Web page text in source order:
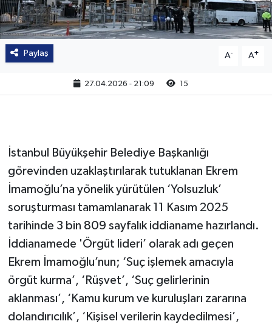
Paylaş A- A+
27.04.2026 - 21:09 15
İstanbul Büyükşehir Belediye Başkanlığı
görevinden uzaklaştırılarak tutuklanan Ekrem
İmamoğlu’na yönelik yürütülen ‘Yolsuzluk’
soruşturması tamamlanarak 11 Kasım 2025
tarihinde 3 bin 809 sayfalık iddianame hazırlandı.
İddianamede 'Örgüt lideri’ olarak adı geçen
Ekrem İmamoğlu’nun; ‘Suç işlemek amacıyla
örgüt kurma’, ‘Rüşvet’, ‘Suç gelirlerinin
aklanması’, ‘Kamu kurum ve kuruluşları zararına
dolandırıcılık’, ‘Kişisel verilerin kaydedilmesi’,